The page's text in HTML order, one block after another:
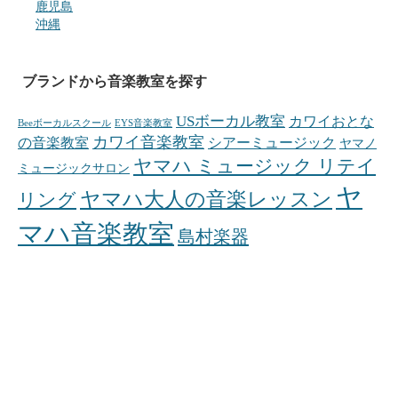
鹿児島
沖縄
ブランドから音楽教室を探す
Beeボーカルスクール EYS音楽教室 USボーカル教室 カワイおとな
の音楽教室 カワイ音楽教室 シアーミュージック ヤマノ
ミュージックサロン ヤマハ ミュージック リテイ
リング ヤマハ大人の音楽レッスン ヤ
マハ音楽教室 島村楽器